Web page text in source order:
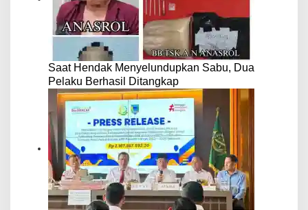
Saat Hendak Menyelundupkan Sabu, Dua
Pelaku Berhasil Ditangkap